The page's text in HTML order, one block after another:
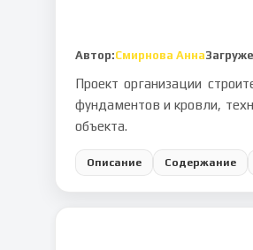
Автор:Смирнова Анна
Проект организации
фундаментов и кровли,
объекта.
Описание Содержание